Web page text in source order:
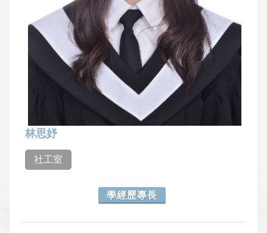
林思妤
社工室
學經歷專長